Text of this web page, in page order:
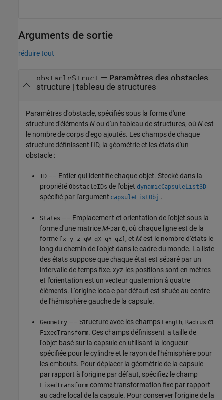
Arguments de sortie
réduire tout
obstacleStruct — Paramètres des obstacles
structure | tableau de structures
Paramètres d'obstacle, spécifiés sous la forme d'une
structure d'élémentsNou d'un tableau de structures, où Nest
le nombre de corps d'ego ajoutés. Les champs de chaque
structure définissent l'ID, la géométrie et les états d'un
obstacle :
ID –– Entier qui identifie chaque objet. Stocké dans la
propriété ObstacleIDs de l'objet dynamicCapsuleList3D
spécifié par l'argument capsuleListObj .
States –– Emplacement et orientation de l'objet sous la
forme d'une matriceM-par 6, où chaque ligne est de la
forme
[x y z qW qX qY qZ] , et Mest le nombre d'états le
long du chemin de l'objet dans le cadre du monde. La liste
des états suppose que chaque état est séparé par un
intervalle de temps fixe. xyz-les positions sont en mètres
et l'orientation est un vecteur quaternion à quatre
éléments. L'origine locale par défaut est située au centre
de l'hémisphère gauche de la capsule.
Geometry –– Structure avec les champs Length, Radius et
FixedTransform. Ces champs définissent la taille de
l'objet basé sur la capsule en utilisant la longueur
spécifiée pour le cylindre et le rayon de l'hémisphère pour
les embouts. Pour déplacer la géométrie de la capsule
par rapport à l'origine par défaut, spécifiez le champ
FixedTransform comme transformation fixe par rapport
au cadre local de la capsule. Pour conserver l'origine de la